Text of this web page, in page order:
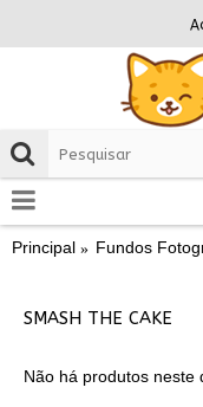
Principal Fundos
SMASH THE CAKE
Não há produtos neste